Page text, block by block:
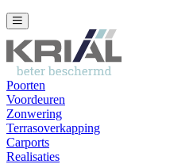
Poorten
Voordeuren
Zonwering
Terrasoverkapping
Carports
Realisaties